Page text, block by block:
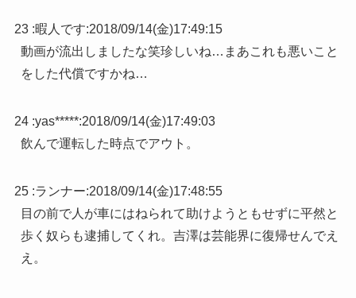
23 :暇人です:2018/09/14(金)17:49:15
動画が流出しましたな笑珍しいね…まあこれも悪いこと
をした代償ですかね…
24 :yas*****:2018/09/14(金)17:49:03
飲んで運転した時点でアウト。
25 :ランナー:2018/09/14(金)17:48:55
目の前で人が車にはねられて助けようともせずに平然と
歩く奴らも逮捕してくれ。吉澤は芸能界に復帰せんでえ
え。